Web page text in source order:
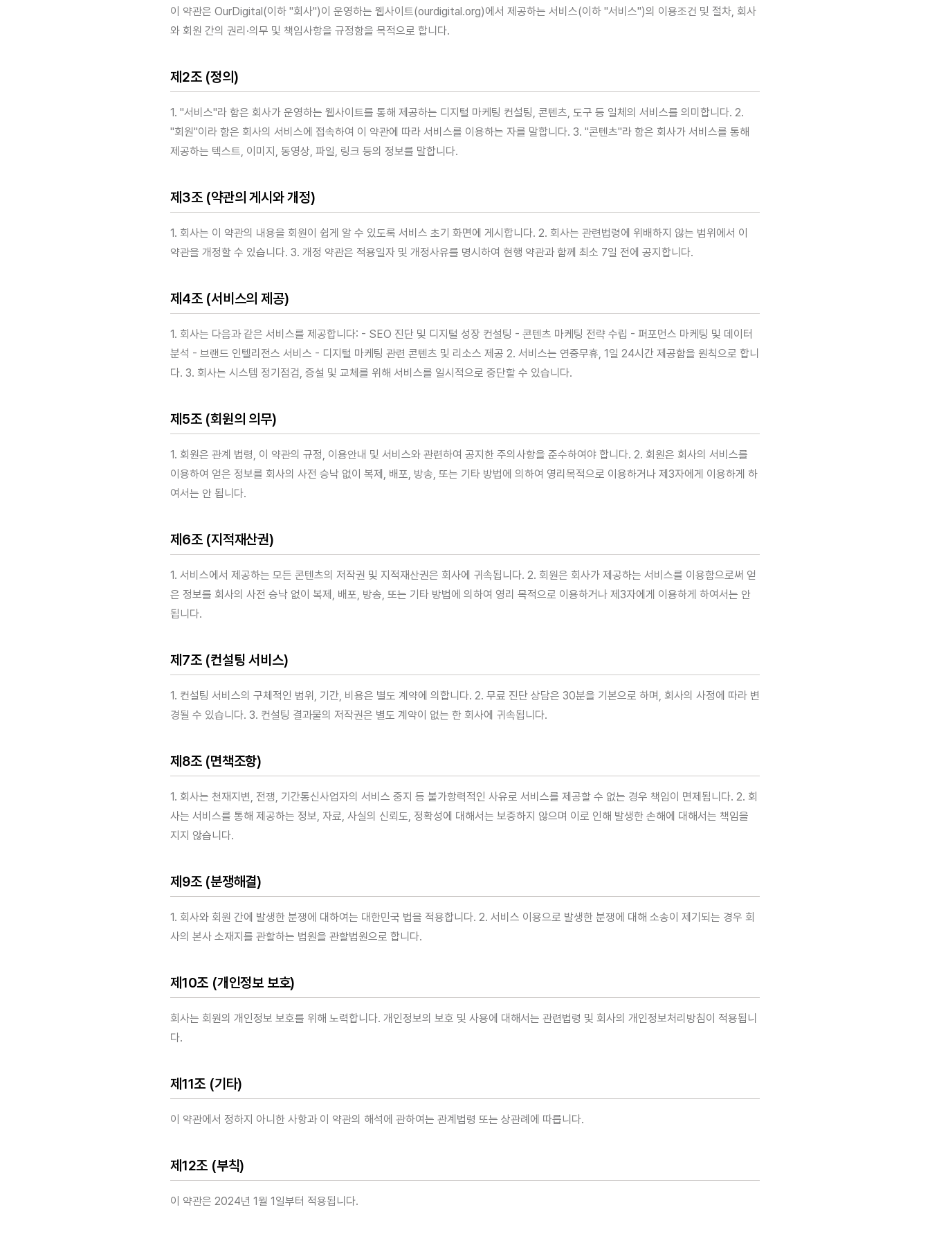
이 약관은 OurDigital(이하 "회사")이 운영하는 웹사이트(ourdigital.org)에서 제공하는 서비스(이하 "서비스")의 이용조건 및 절차, 회사
와 회원 간의 권리·의무 및 책임사항을 규정함을 목적으로 합니다.
제2조 (정의)
1. "서비스"라 함은 회사가 운영하는 웹사이트를 통해 제공하는 디지털 마케팅 컨설팅, 콘텐츠, 도구 등 일체의 서비스를 의미합니다. 2.
"회원"이라 함은 회사의 서비스에 접속하여 이 약관에 따라 서비스를 이용하는 자를 말합니다. 3. "콘텐츠"라 함은 회사가 서비스를 통해
제공하는 텍스트, 이미지, 동영상, 파일, 링크 등의 정보를 말합니다.
제3조 (약관의 게시와 개정)
1. 회사는 이 약관의 내용을 회원이 쉽게 알 수 있도록 서비스 초기 화면에 게시합니다. 2. 회사는 관련법령에 위배하지 않는 범위에서 이
약관을 개정할 수 있습니다. 3. 개정 약관은 적용일자 및 개정사유를 명시하여 현행 약관과 함께 최소 7일 전에 공지합니다.
제4조 (서비스의 제공)
1. 회사는 다음과 같은 서비스를 제공합니다: - SEO 진단 및 디지털 성장 컨설팅 - 콘텐츠 마케팅 전략 수립 - 퍼포먼스 마케팅 및 데이터
분석 - 브랜드 인텔리전스 서비스 - 디지털 마케팅 관련 콘텐츠 및 리소스 제공 2. 서비스는 연중무휴, 1일 24시간 제공함을 원칙으로 합니
다. 3. 회사는 시스템 정기점검, 증설 및 교체를 위해 서비스를 일시적으로 중단할 수 있습니다.
제5조 (회원의 의무)
1. 회원은 관계 법령, 이 약관의 규정, 이용안내 및 서비스와 관련하여 공지한 주의사항을 준수하여야 합니다. 2. 회원은 회사의 서비스를
이용하여 얻은 정보를 회사의 사전 승낙 없이 복제, 배포, 방송, 또는 기타 방법에 의하여 영리목적으로 이용하거나 제3자에게 이용하게 하
여서는 안 됩니다.
제6조 (지적재산권)
1. 서비스에서 제공하는 모든 콘텐츠의 저작권 및 지적재산권은 회사에 귀속됩니다. 2. 회원은 회사가 제공하는 서비스를 이용함으로써 얻
은 정보를 회사의 사전 승낙 없이 복제, 배포, 방송, 또는 기타 방법에 의하여 영리 목적으로 이용하거나 제3자에게 이용하게 하여서는 안
됩니다.
제7조 (컨설팅 서비스)
1. 컨설팅 서비스의 구체적인 범위, 기간, 비용은 별도 계약에 의합니다. 2. 무료 진단 상담은 30분을 기본으로 하며, 회사의 사정에 따라 변
경될 수 있습니다. 3. 컨설팅 결과물의 저작권은 별도 계약이 없는 한 회사에 귀속됩니다.
제8조 (면책조항)
1. 회사는 천재지변, 전쟁, 기간통신사업자의 서비스 중지 등 불가항력적인 사유로 서비스를 제공할 수 없는 경우 책임이 면제됩니다. 2. 회
사는 서비스를 통해 제공하는 정보, 자료, 사실의 신뢰도, 정확성에 대해서는 보증하지 않으며 이로 인해 발생한 손해에 대해서는 책임을
지지 않습니다.
제9조 (분쟁해결)
1. 회사와 회원 간에 발생한 분쟁에 대하여는 대한민국 법을 적용합니다. 2. 서비스 이용으로 발생한 분쟁에 대해 소송이 제기되는 경우 회
사의 본사 소재지를 관할하는 법원을 관할법원으로 합니다.
제10조 (개인정보 보호)
회사는 회원의 개인정보 보호를 위해 노력합니다. 개인정보의 보호 및 사용에 대해서는 관련법령 및 회사의 개인정보처리방침이 적용됩니
다.
제11조 (기타)
이 약관에서 정하지 아니한 사항과 이 약관의 해석에 관하여는 관계법령 또는 상관례에 따릅니다.
제12조 (부칙)
이 약관은 2024년 1월 1일부터 적용됩니다.